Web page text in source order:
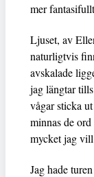
mer
Ljuset, av
naturligtvis
avskalade
jag längtar
vågar sticka
minnas de
mycket jag
Jag hade